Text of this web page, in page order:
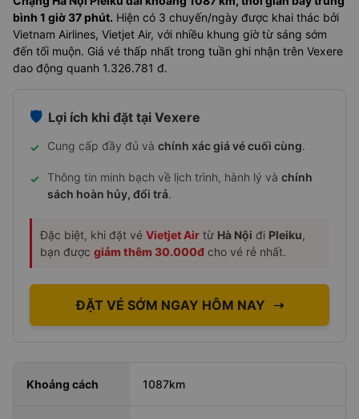
bình 1 giờ 37 phút. Hiện có 3 chuyến/ngày được khai thác bởi
Vietnam Airlines, Vietjet Air, với nhiều khung giờ từ sáng sớm
đến tối muộn. Giá vé thấp nhất trong tuần ghi nhận trên Vexere
dao động quanh 1.326.781 đ.
🛡️ Lợi ích khi đặt tại Vexere
✓ Cung cấp đầy đủ và chính xác giá vé cuối cùng.
✓ Thông tin minh bạch về lịch trình, hành lý và chính
sách hoàn hủy, đổi trả.
Đặc biệt, khi đặt vé Vietjet Air từ Hà Nội đi Pleiku,
bạn được giảm thêm 30.000đ cho vé rẻ nhất.
ĐẶT VÉ SỚM NGAY HÔM NAY ➝
Khoảng cách 1087km